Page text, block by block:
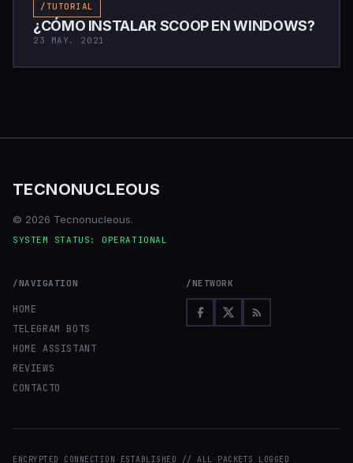
/TUTORIAL
¿CÓMO INSTALAR SCOOP EN WINDOWS?
23 MAY. 2021
TECNONUCLEOUS
© 2026 Tecnonucleous.
SYSTEM STATUS: OPERATIONAL
/NAVIGATION
HOME
TELEGRAM BOTS
HOME ASSISTANT
REVIEWS
CONTACTO
/NETWORK
ENCRYPTED CONNECTION ESTABLISHED // ALL PACKETS LOGGED